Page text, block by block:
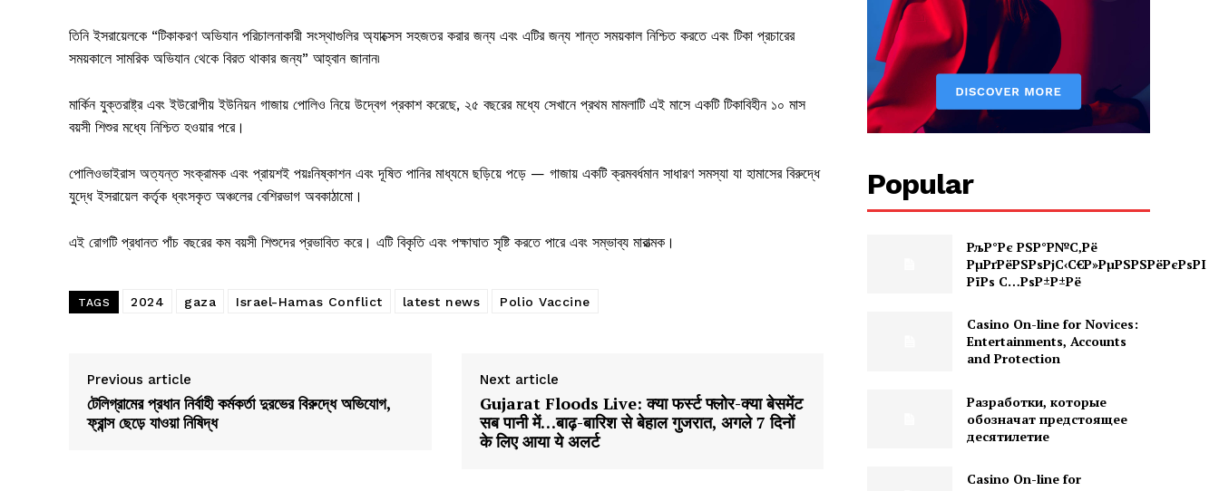
তিনি ইসরায়েলকে “টিকাকরণ অভিযান পরিচালনাকারী সংস্থাগুলির অ্যাক্সেস সহজতর করার জন্য এবং এটির জন্য শান্ত সময়কাল নিশ্চিত করতে এবং টিকা প্রচারের
সময়কালে সামরিক অভিযান থেকে বিরত থাকার জন্য” আহ্বান জানান৷
মার্কিন যুক্তরাষ্ট্র এবং ইউরোপীয় ইউনিয়ন গাজায় পোলিও নিয়ে উদ্বেগ প্রকাশ করেছে, ২৫ বছরের মধ্যে সেখানে প্রথম মামলাটি এই মাসে একটি টিকাবিহীন ১০ মাস
বয়সী শিশুর মধ্যে নিশ্চিত হওয়ার পরে।
পোলিওভাইরাস অত্যন্ত সংক্রামক এবং প্রায়শই পয়ঃনিষ্কাশন এবং দূষিত পানির মাধ্যমে ছড়িয়ে পড়ে — গাজায় একটি ক্রমবর্ধমান সাধারণ সমস্যা যা হামাসের বিরুদ্ধে
যুদ্ধে ইসরায়েল কর্তৃক ধ্বংসকৃত অঞ্চলের বেশিরভাগ অবকাঠামো।
এই রোগটি প্রধানত পাঁচ বছরের কম বয়সী শিশুদের প্রভাবিত করে। এটি বিকৃতি এবং পক্ষাঘাত সৃষ্টি করতে পারে এবং সম্ভাব্য মারাত্মক।
TAGS 2024 gaza Israel-Hamas Conflict latest news Polio Vaccine
Previous article
টেলিগ্রামের প্রধান নির্বাহী কর্মকর্তা দুরভের বিরুদ্ধে অভিযোগ,
ফ্রান্স ছেড়ে যাওয়া নিষিদ্ধ
Next article
Gujarat Floods Live: क्या फर्स्ट फ्लोर-क्या बेसमेंट
सब पानी में…बाढ़-बारिश से बेहाल गुजरात, अगले 7 दिनों
के लिए आया ये अलर्ट
Popular
РљР°Рє РЅР°Р№С‚Рё
РµРґРёРЅРѕРјС‹С€Р»РµРЅРЅРёРєРѕРІ
РїРѕ С…РѕР±Р±Рё
Casino On-line for Novices:
Entertainments, Accounts
and Protection
Разработки, которые
обозначат предстоящее
десятилетие
Casino On-line for